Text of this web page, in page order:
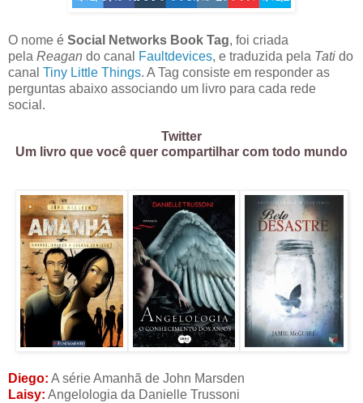
O nome é Social Networks Book Tag, foi criada
pela Reagan do canal Faultdevices, e traduzida pela Tati do
canal Tiny Little Things. A Tag consiste em responder as
perguntas abaixo associando um livro para cada rede
social.
Twitter
Um livro que você quer compartilhar com todo mundo
Diego: A série Amanhã de John Marsden
Laisy: Angelologia da Danielle Trussoni